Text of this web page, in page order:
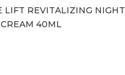
LIFT REVITALIZING NIGHT
40ML